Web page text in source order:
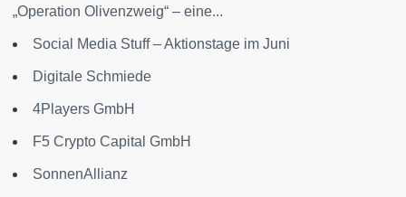
„Operation Olivenzweig“ – eine...
Social Media Stuff – Aktionstage im Juni
Digitale Schmiede
4Players GmbH
F5 Crypto Capital GmbH
SonnenAllianz